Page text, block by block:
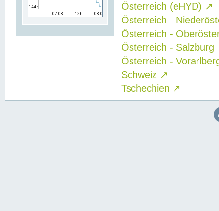
Österreich (eHYD) ↗
Österreich -
Österreich -
Österreich - Salzburg
Österreich -
Schweiz ↗
Tschechien ↗